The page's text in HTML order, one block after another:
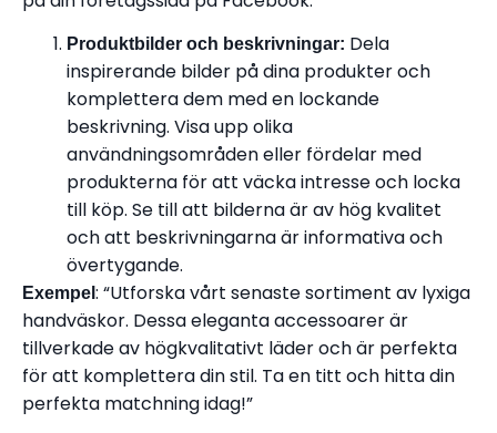
Produktbilder och beskrivningar: Dela
inspirerande bilder på dina produkter och
komplettera dem med en lockande
beskrivning. Visa upp olika
användningsområden eller fördelar med
produkterna för att väcka intresse och locka
till köp. Se till att bilderna är av hög kvalitet
och att beskrivningarna är informativa och
övertygande.
Exempel : “Utforska vårt senaste sortiment av lyxiga
handväskor. Dessa eleganta accessoarer är
tillverkade av högkvalitativt läder och är perfekta
för att komplettera din stil. Ta en titt och hitta din
perfekta matchning idag!”